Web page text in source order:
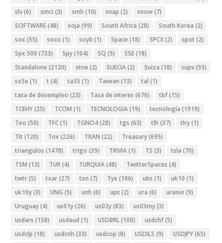
slv(6) smci (3) smh (10) snap (2) snow(7)
SOFTWARE(48) soja (99) South Africa (28) South Korea (2)
sox (55) soxx (1) soyb (1) Space (18) SPCX(2) spot (2)
Spx 500 (733) Spy(104) SQ (5) SSE(18)
Standalone (2120) stne (2) SUECIA(2) Suiza (18) supv(93)
sx5e (1) t (4) ta35 (1) Taiwan (13) tal (1)
tasa de desempleo (23) Tasa de interes (676) tbf(15)
TCEHY(25) TCOM (1) TECNOLOGIA(19) tecnología (1919)
Teo (50) TFC(1) TGNO4(28) tgs (63) tlh (37) tlry(1)
Tlt (120) Tnx (226) TRAN (22) Treasury(695)
triangulos (1478) trigo (39) TRIVIA(1) TS (3) tsla (70)
TSM (13) TUR(4) TURQUIA(48) TwitterSpaces (4)
twtr(5) txar(27) txn (7) Tyx (106) ubs (1) uk10 (1)
uk10y(3) UNG (5) unh (6) ups (2) ura (6) uranio (9)
Uruguay(4) us01y(26) us02y(83) us03my(3)
usdars (158) usdaud (1) USDBRL(100) usdchf(5)
usdclp (18) usdcnh (33) usdcop (8) USDILS (9) USDJPY(65)